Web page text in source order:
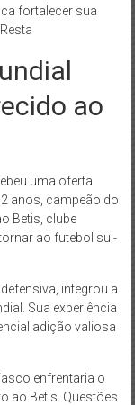
fortalecer sua
ao
uma oferta
anos, campeão do
Betis, clube
ao futebol sul-
integrou a
Sua experiência
adição valiosa
enfrentaria o
ao Betis. Questões